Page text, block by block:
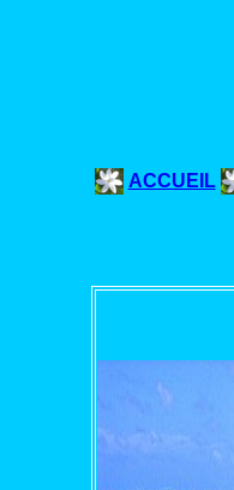
ACCUEIL